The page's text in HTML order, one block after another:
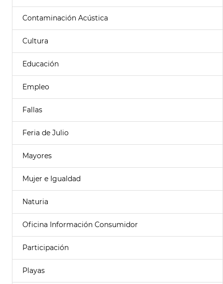
Contaminación Acústica
Cultura
Educación
Empleo
Fallas
Feria de Julio
Mayores
Mujer e Igualdad
Naturia
Oficina Información Consumidor
Participación
Playas